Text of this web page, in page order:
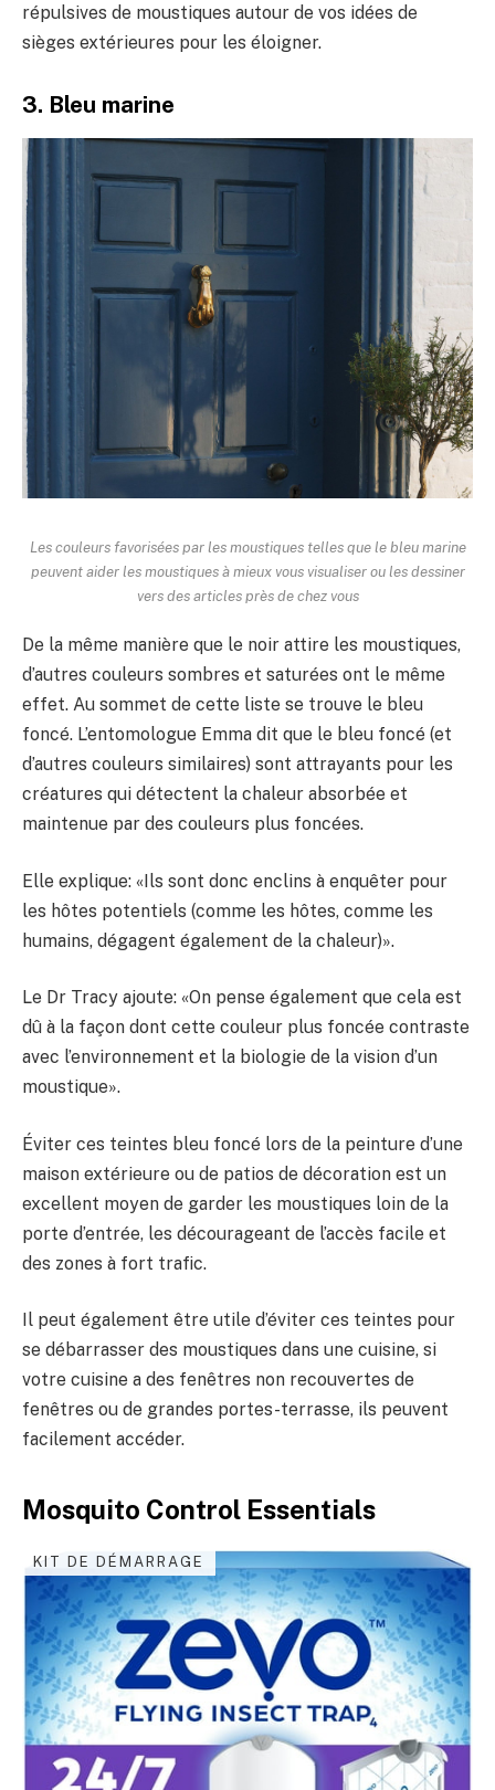
répulsives de moustiques autour de vos idées de
sièges extérieures pour les éloigner.
3. Bleu marine
Les couleurs favorisées par les moustiques telles que le bleu marine
peuvent aider les moustiques à mieux vous visualiser ou les dessiner
vers des articles près de chez vous
De la même manière que le noir attire les moustiques,
d’autres couleurs sombres et saturées ont le même
effet. Au sommet de cette liste se trouve le bleu
foncé. L’entomologue Emma dit que le bleu foncé (et
d’autres couleurs similaires) sont attrayants pour les
créatures qui détectent la chaleur absorbée et
maintenue par des couleurs plus foncées.
Elle explique: «Ils sont donc enclins à enquêter pour
les hôtes potentiels (comme les hôtes, comme les
humains, dégagent également de la chaleur)».
Le Dr Tracy ajoute: «On pense également que cela est
dû à la façon dont cette couleur plus foncée contraste
avec l’environnement et la biologie de la vision d’un
moustique».
Éviter ces teintes bleu foncé lors de la peinture d’une
maison extérieure ou de patios de décoration est un
excellent moyen de garder les moustiques loin de la
porte d’entrée, les décourageant de l’accès facile et
des zones à fort trafic.
Il peut également être utile d’éviter ces teintes pour
se débarrasser des moustiques dans une cuisine, si
votre cuisine a des fenêtres non recouvertes de
fenêtres ou de grandes portes-terrasse, ils peuvent
facilement accéder.
Mosquito Control Essentials
KIT DE DÉMARRAGE